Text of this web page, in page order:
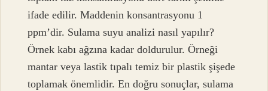
ifade edilir. Maddenin konsantrasyonu 1
ppm’dir. Sulama suyu analizi nasıl yapılır?
Örnek kabı ağzına kadar doldurulur. Örneği
mantar veya lastik tıpalı temiz bir plastik şişede
toplamak önemlidir. En doğru sonuçlar, sulama